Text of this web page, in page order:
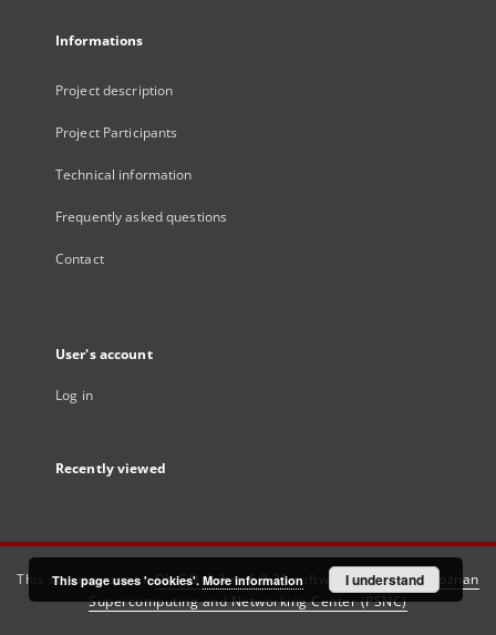
Informations
Project description
Project Participants
Technical information
Frequently asked questions
Contact
User's account
Log in
Recently viewed
This service runs onDInGO dLibra 6.3.21software created by
Poznan
Supercomputing and Networking Center (PSNC)
This page uses 'cookies'. More information I understand